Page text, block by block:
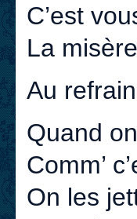
C’est
La
Au refrain
Quand
Comm’
On les